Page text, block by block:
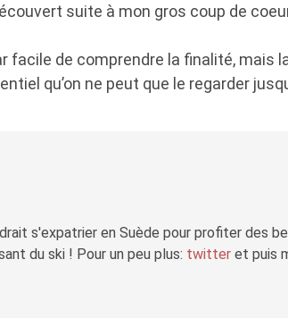
suite à mon gros coup de
facile de comprendre la finalité, mais
qu’on ne peut que le regarder
s'expatrier en Suède pour profiter des
du ski ! Pour un peu plus: twitter et puis